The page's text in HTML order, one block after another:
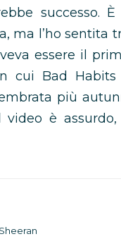
successo.
ma l’ho sentita
essere il
cui Bad Habits
più
è